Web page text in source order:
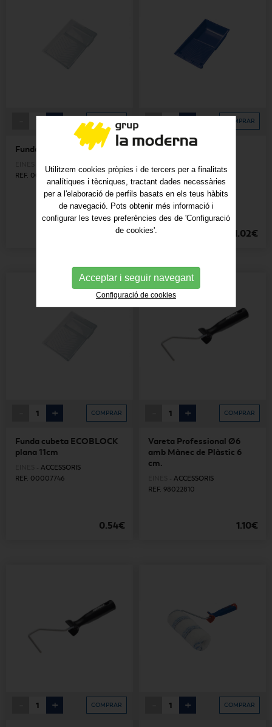
COMPRAR
Funda cubeta 18cm
ACCESSORIS
REF. 00007740
0.72€
COMPRAR
Cubeta 11cm plàstic
ACCESSORIS
REF. 98002603
1.02€
+ COMPRAR
Funda cubeta ECOBLOCK
plana 11cm
- ACCESSORIS
REF. 00007746
0.54€
+ COMPRAR
Vareta Professional Ø6
amb Mànec de Plàstic 6
cm.
- ACCESSORIS
REF. 98022810
1.10€
+ COMPRAR + COMPRAR
Utilitzem cookies pròpies i de tercers per a finalitats
analítiques i tècniques, tractant dades necessàries
per a l'elaboració de perfils basats en els teus hàbits
de navegació. Pots obtenir més informació i
configurar les teves preferències des de 'Configuració
de cookies'.
Acceptar i seguir navegant
Configuració de cookies